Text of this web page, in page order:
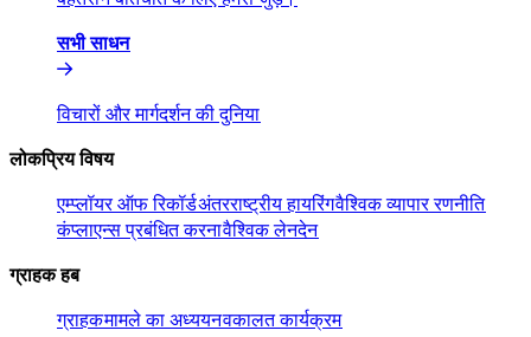
सभी साधन​​
विचारों और मार्गदर्शन की दुनिया​​
लोकप्रिय विषय​​
एम्प्लॉयर ऑफ रिकॉर्ड​​अंतरराष्ट्रीय हायरिंग​​वैश्विक व्यापार रणनीति​​
कंप्लाएन्स प्रबंधित करना​​वैश्विक लेनदेन​​
ग्राहक हब​​
ग्राहक​​मामले का अध्ययन​​वकालत कार्यक्रम​​